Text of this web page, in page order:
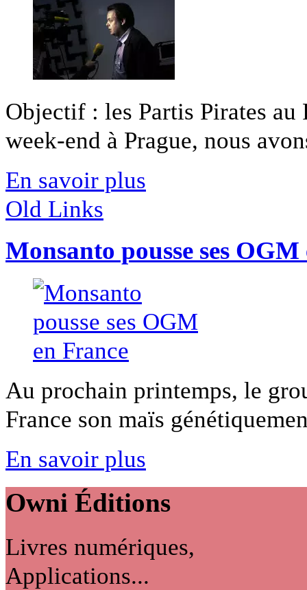
Objectif : les Partis Pirates au
week-end à Prague, nous
En savoir plus
Old Links
Monsanto pousse ses
Au prochain printemps, le
France son maïs
En savoir plus
Owni Éditions
Livres numériques,
Applications...